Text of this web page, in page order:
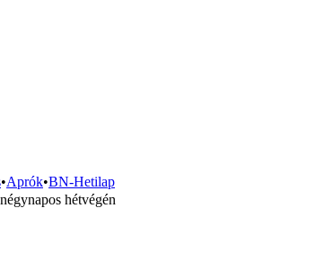
•Aprók•BN-Hetilap
hétvégén